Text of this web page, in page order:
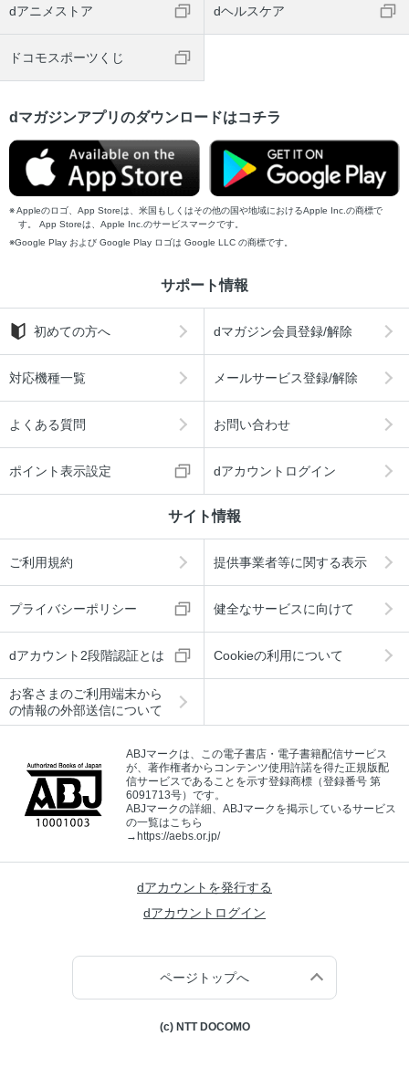
dアニメストア dヘルスケア
ドコモスポーツくじ
dマガジンアプリのダウンロードはコチラ
Appleのロゴ、App Storeは、米国もしくはその他の国や地域におけるApple Inc.の商標で
す。 App Storeは、Apple Inc.のサービスマークです。
Google Play および Google Play ロゴは Google LLC の商標です。
サポート情報
初めての方へ dマガジン会員登録/解除
対応機種一覧 メールサービス登録/解除
よくある質問 お問い合わせ
ポイント表示設定 dアカウントログイン
サイト情報
ご利用規約 提供事業者等に関する表示
プライバシーポリシー 健全なサービスに向けて
dアカウント2段階認証とは Cookieの利用について
お客さまのご利用端末から
の情報の外部送信について
ABJマークは、この電子書店・電子書籍配信サービス
が、著作権者からコンテンツ使用許諾を得た正規版配
信サービスであることを示す登録商標（登録番号 第
6091713号）です。
ABJマークの詳細、ABJマークを掲示しているサービス
の一覧はこちら
→https://aebs.or.jp/
dアカウントを発行する
dアカウントログイン
ページトップへ
(c) NTT DOCOMO